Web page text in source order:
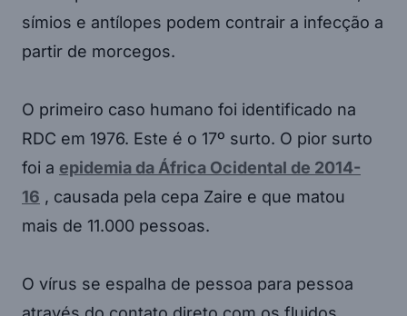
símios e antílopes podem contrair a infecção a
partir de morcegos.
O primeiro caso humano foi identificado na
RDC em 1976. Este é o 17º surto. O pior surto
foi a epidemia da África Ocidental de 2014-
16 , causada pela cepa Zaire e que matou
mais de 11.000 pessoas.
O vírus se espalha de pessoa para pessoa